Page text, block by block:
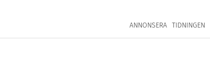
ANNONSERA TIDNINGEN